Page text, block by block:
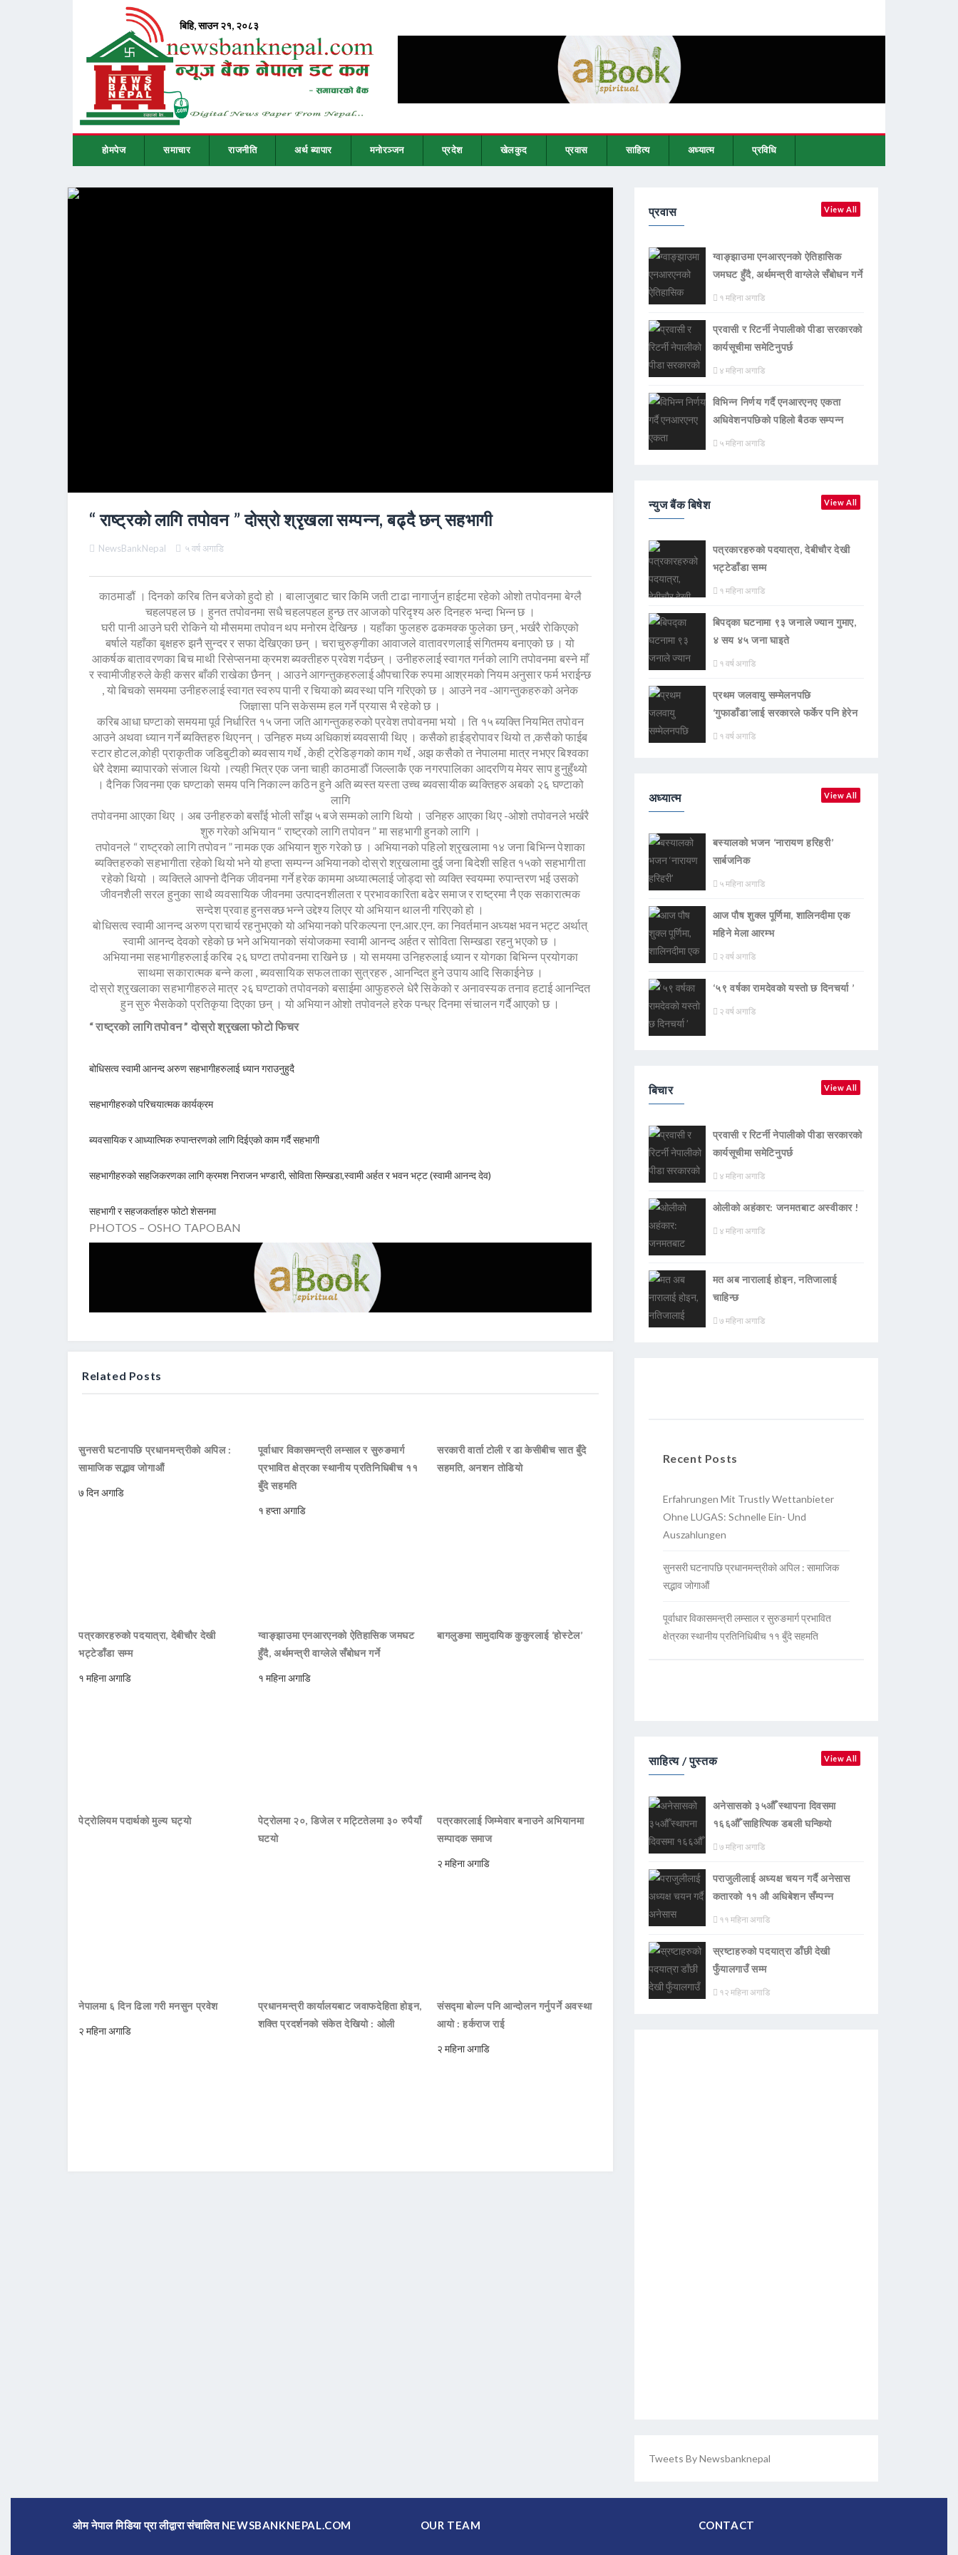
होमपेज समाचार राजनीति अर्थ ब्यापार मनोरञ्जन प्रदेश खेलकुद प्रवास साहित्य अध्यात्म प्रविधि
“ राष्ट्रको लागि तपोवन ” दोस्रो श्रृखला सम्पन्न, बढ्दै छन् सहभागी
NewsBankNepal ५ वर्ष अगाडि
काठमाडौं । दिनको करिब तिन बजेको हुदो हो । बालाजुबाट चार किमि जती टाढा नागार्जुन हाईटमा रहेको ओशो तपोवनमा बेग्लै
चहलपहल छ । हुनत तपोवनमा सधै चहलपहल हुन्छ तर आजको परिदृश्य अरु दिनहरु भन्दा भिन्न छ ।
घरी पानी आउने घरी रोकिने यो मौसममा तपोवन थप मनोरम देखिन्छ । यहाँका फुलहरु ढकमक्क फुलेका छन् , भर्खरै रोकिएको
बर्षाले यहाँका बृक्षहरु झनै सुन्दर र सफा देखिएका छन् । चराचुरुङ्गीका आवाजले वातावरणलाई संगितमय बनाएको छ । यो
आकर्षक बातावरणका बिच माथी रिसेप्सनमा क्रमश ब्यक्तीहरु प्रवेश गर्दछन् । उनीहरुलाई स्वागत गर्नको लागि तपोवनमा बस्ने माँ
र स्वामीजीहरुले केही कसर बाँकी राखेका छैनन् । आउने आगन्तुकहरुलाई औपचारिक रुपमा आश्रमको नियम अनुसार फर्म भराईन्छ
, यो बिचको समयमा उनीहरुलाई स्वागत स्वरुप पानी र चियाको ब्यवस्था पनि गरिएको छ । आउने नव -आगन्तुकहरुको अनेक
जिज्ञासा पनि सकेसम्म हल गर्ने प्रयास भै रहेको छ ।
करिब आधा घण्टाको समयमा पूर्व निर्धारित १५ जना जति आगन्तुकहरुको प्रवेश तपोवनमा भयो । ति १५ ब्यक्ति नियमित तपोवन
आउने अथवा ध्यान गर्ने ब्यक्तिहरु थिएनन् । उनिहरु मध्य अधिकाशं ब्यवसायी थिए । कसैको हाईड्रोपावर थियो त ,कसैको फाईब
स्टार होटल,कोही प्राकृतीक जडिबुटीको ब्यवसाय गर्थे , केही ट्रेडिङ्गको काम गर्थे , अझ कसैको त नेपालमा मात्र नभएर बिश्वका
धेरै देशमा ब्यापारको संजाल थियो ।त्यही भित्र एक जना चाही काठमाडौं जिल्लाकै एक नगरपालिका आदरणिय मेयर साप हुनुहुँथ्यो
। दैनिक जिवनमा एक घण्टाको समय पनि निकाल्न कठिन हुने अति ब्यस्त यस्ता उच्च ब्यवसायीक ब्यक्तिहरु अबको २६ घण्टाको
लागि
तपोवनमा आएका थिए । अब उनीहरुको बसाँई भोली साँझ ५ बजे सम्मको लागि थियो । उनिहरु आएका थिए -ओशो तपोवनले भर्खरै
शुरु गरेको अभियान “ राष्ट्रको लागि तपोवन ” मा सहभागी हुनको लागि ।
तपोवनले “ राष्ट्रको लागि तपोवन ” नामक एक अभियान शुरु गरेको छ । अभियानको पहिलो श्रृखलामा १४ जना बिभिन्न पेशाका
ब्यक्तिहरुको सहभागीता रहेको थियो भने यो हप्ता सम्पन्न अभियानको दोस्रो श्रृखलामा दुई जना बिदेशी सहित १५को सहभागीता
रहेको थियो । व्यक्तिले आफ्नो दैनिक जीवनमा गर्ने हरेक काममा अध्यात्मलाई जोड्दा सो व्यक्ति स्वयम्मा रुपान्तरण भई उसको
जीवनशैली सरल हुनुका साथै व्यवसायिक जीवनमा उत्पादनशीलता र प्रभावकारिता बढेर समाज र राष्ट्रमा नै एक सकारात्मक
सन्देश प्रवाह हुनसक्छ भन्ने उद्देश्य लिएर यो अभियान थालनी गरिएको हो ।
बोधिसत्व स्वामी आनन्द अरुण प्राचार्य रहनुभएको यो अभियानको परिकल्पना एन.आर.एन. का निवर्तमान अध्यक्ष भवन भट्ट अर्थात्
स्वामी आनन्द देवको रहेको छ भने अभियानको संयोजकमा स्वामी आनन्द अर्हत र सोविता सिम्खडा रहनु भएको छ ।
अभियानमा सहभागीहरुलाई करिब २६ घण्टा तपोवनमा राखिने छ । यो समयमा उनिहरुलाई ध्यान र योगका बिभिन्न प्रयोगका
साथमा सकारात्मक बन्ने कला , ब्यवसायिक सफलताका सुत्रहरु , आनन्दित हुने उपाय आदि सिकाईनेछ ।
दोस्रो श्रृखलाका सहभागीहरुले मात्र २६ घण्टाको तपोवनको बसाईमा आफुहरुले धेरै सिकेको र अनावस्यक तनाव हटाई आनन्दित
हुन सुरु भैसकेको प्रतिकृया दिएका छन् । यो अभियान ओशो तपोवनले हरेक पन्ध्र दिनमा संचालन गर्दै आएको छ ।
“ राष्ट्रको लागि तपोवन ” दोस्रो श्रृखला फोटो फिचर
बोधिसत्व स्वामी आनन्द अरुण सहभागीहरुलाई ध्यान गराउनुहुदै
सहभागीहरुको परिचयात्मक कार्यक्रम
ब्यवसायिक र आध्यात्मिक रुपान्तरणको लागि दिईएको काम गर्दै सहभागी
सहभागीहरुको सहजिकरणका लागि क्रमश निराजन भण्डारी, सोविता सिम्खडा,स्वामी अर्हत र भवन भट्ट (स्वामी आनन्द देव)
सहभागी र सहजकर्ताहरु फोटो शेसनमा
PHOTOS – OSHO TAPOBAN
Related Posts
सुनसरी घटनापछि प्रधानमन्त्रीको अपिल :
सामाजिक सद्भाव जोगाऔं
७ दिन अगाडि
पूर्वाधार विकासमन्त्री लम्साल र सुरुङमार्ग
प्रभावित क्षेत्रका स्थानीय प्रतिनिधिबीच ११
बुँदे सहमति
१ हप्ता अगाडि
सरकारी वार्ता टोली र डा केसीबीच सात बुँदे
सहमति, अनशन तोडियो
पत्रकारहरुको पदयात्रा, देबीचौर देखी
भट्टेडाँडा सम्म
१ महिना अगाडि
ग्वाङ्झाउमा एनआरएनको ऐतिहासिक जमघट
हुँदै, अर्थमन्त्री वाग्लेले सँबोधन गर्ने
१ महिना अगाडि
बागलुङमा सामुदायिक कुकुरलाई ‘होस्टेल’
पेट्रोलियम पदार्थको मुल्य घट्यो
पेट्रोलमा २०, डिजेल र मट्टितेलमा ३० रुपैयाँ
घटयो
पत्रकारलाई जिम्मेवार बनाउने अभियानमा
सम्पादक समाज
२ महिना अगाडि
नेपालमा ६ दिन ढिला गरी मनसुन प्रवेश
२ महिना अगाडि
प्रधानमन्त्री कार्यालयबाट जवाफदेहिता होइन,
शक्ति प्रदर्शनको संकेत देखियो : ओली
संसद्मा बोल्न पनि आन्दोलन गर्नुपर्ने अवस्था
आयो : हर्कराज राई
२ महिना अगाडि
प्रवास View All
ग्वाङ्झाउमा एनआरएनको ऐतिहासिक
जमघट हुँदै, अर्थमन्त्री वाग्लेले सँबोधन गर्ने
१ महिना अगाडि
प्रवासी र रिटर्नी नेपालीको पीडा सरकारको
कार्यसूचीमा समेटिनुपर्छ
४ महिना अगाडि
विभिन्न निर्णय गर्दै एनआरएनए एकता
अधिवेशनपछिको पहिलो बैठक सम्पन्न
५ महिना अगाडि
न्युज बैंक बिषेश View All
पत्रकारहरुको पदयात्रा, देबीचौर देखी
भट्टेडाँडा सम्म
१ महिना अगाडि
बिपद्का घटनामा ९३ जनाले ज्यान गुमाए,
४ सय ४५ जना घाइते
१ वर्ष अगाडि
प्रथम जलवायु सम्मेलनपछि
‘गुफाडाँडा’लाई सरकारले फर्केर पनि हेरेन
१ वर्ष अगाडि
अध्यात्म View All
बस्यालको भजन ‘नारायण हरिहरी’
सार्बजनिक
५ महिना अगाडि
आज पौष शुक्ल पूर्णिमा, शालिनदीमा एक
महिने मेला आरम्भ
२ वर्ष अगाडि
‘५९ वर्षका रामदेवकाे यस्ताे छ दिनचर्या ’
२ वर्ष अगाडि
बिचार View All
प्रवासी र रिटर्नी नेपालीको पीडा सरकारको
कार्यसूचीमा समेटिनुपर्छ
४ महिना अगाडि
ओलीको अहंकार: जनमतबाट अस्वीकार !
४ महिना अगाडि
मत अब नारालाई होइन, नतिजालाई
चाहिन्छ
७ महिना अगाडि
Recent Posts
Erfahrungen Mit Trustly Wettanbieter
Ohne LUGAS: Schnelle Ein- Und
Auszahlungen
सुनसरी घटनापछि प्रधानमन्त्रीको अपिल : सामाजिक
सद्भाव जोगाऔं
पूर्वाधार विकासमन्त्री लम्साल र सुरुङमार्ग प्रभावित
क्षेत्रका स्थानीय प्रतिनिधिबीच ११ बुँदे सहमति
साहित्य / पुस्तक View All
अनेसासको ३५औँ स्थापना दिवसमा
१६६औँ साहित्यिक डबली घन्कियाे
७ महिना अगाडि
पराजुलीलाई अध्यक्ष चयन गर्दै अनेसास
कतारको ११ औ अधिबेशन सँम्पन्न
११ महिना अगाडि
स्रष्टाहरुको पदयात्रा डाँछी देखी
फुँयालगाउँ सम्म
१२ महिना अगाडि
Tweets By Newsbanknepal
ओम नेपाल मिडिया प्रा लीद्वारा संचालित NEWSBANKNEPAL.COM OUR TEAM CONTACT